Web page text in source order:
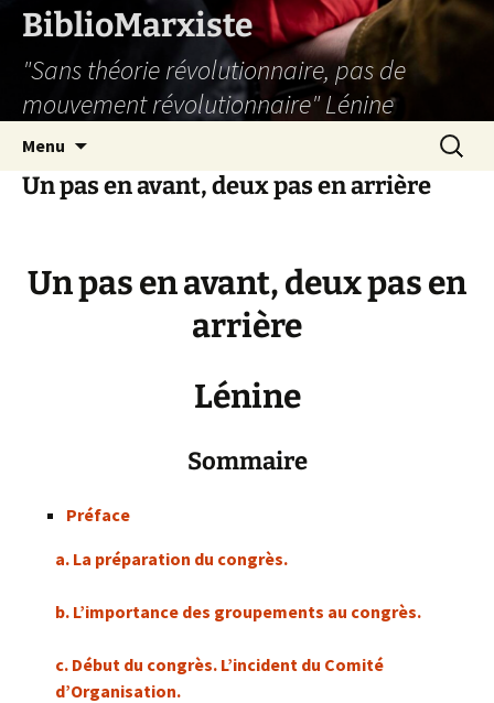
Aller
contenu
BiblioMarxiste
"Sans théorie révolutionnaire, pas de
mouvement révolutionnaire" Lénine
Menu
Un pas en avant, deux pas en arrière
Un pas en avant, deux pas en
arrière
Lénine
Sommaire
Préface
a. La préparation du congrès.
b. L’importance des groupements au congrès.
c. Début du congrès. L’incident du Comité
d’Organisation.